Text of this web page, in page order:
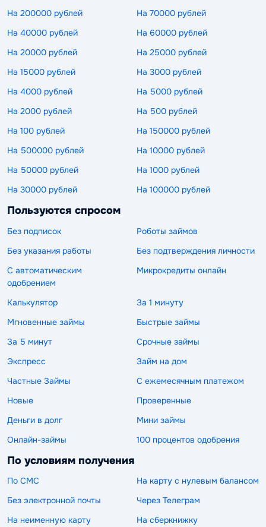
На 200000 рублей
На 70000 рублей
На 40000 рублей
На 60000 рублей
На 20000 рублей
На 25000 рублей
На 15000 рублей
На 3000 рублей
На 4000 рублей
На 5000 рублей
На 2000 рублей
На 500 рублей
На 100 рублей
На 150000 рублей
На 500000 рублей
На 10000 рублей
На 50000 рублей
На 1000 рублей
На 30000 рублей
На 100000 рублей
Пользуются спросом
Без подписок
Роботы займов
Без указания работы
Без подтверждения личности
С автоматическим
одобрением
Микрокредиты онлайн
Калькулятор
За 1 минуту
Мгновенные займы
Быстрые займы
За 5 минут
Срочные займы
Экспресс
Займ на дом
Частные Займы
С ежемесячным платежом
Новые
Проверенные
Деньги в долг
Мини займы
Онлайн-займы
100 процентов одобрения
По условиям получения
По СМС
На карту с нулевым балансом
Без электронной почты
Через Телеграм
На неименную карту
На сберкнижку